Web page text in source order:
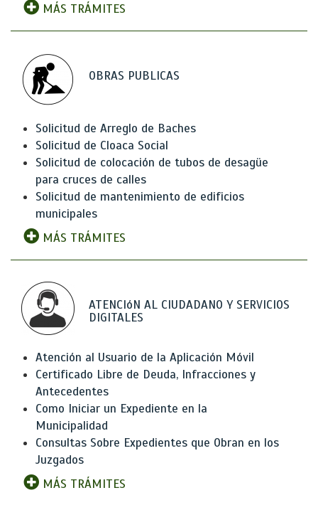
MÁS TRÁMITES
OBRAS PUBLICAS
Solicitud de Arreglo de Baches
Solicitud de Cloaca Social
Solicitud de colocación de tubos de desagüe
para cruces de calles
Solicitud de mantenimiento de edificios
municipales
MÁS TRÁMITES
ATENCIóN AL CIUDADANO Y SERVICIOS
DIGITALES
Atención al Usuario de la Aplicación Móvil
Certificado Libre de Deuda, Infracciones y
Antecedentes
Como Iniciar un Expediente en la
Municipalidad
Consultas Sobre Expedientes que Obran en los
Juzgados
MÁS TRÁMITES